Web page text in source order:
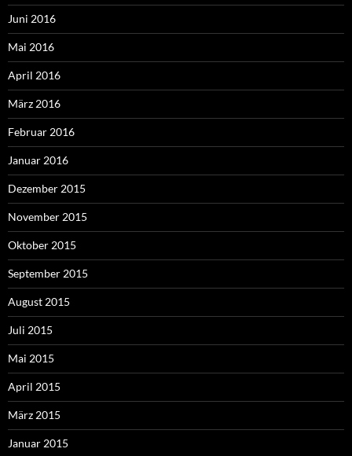
Juni 2016
Mai 2016
April 2016
März 2016
Februar 2016
Januar 2016
Dezember 2015
November 2015
Oktober 2015
September 2015
August 2015
Juli 2015
Mai 2015
April 2015
März 2015
Januar 2015